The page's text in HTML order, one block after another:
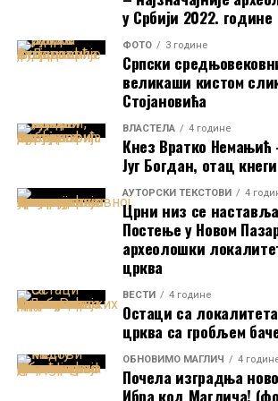
одговарају типу изложеног примерка.
слике фресака, које омогућавају
поређење накита и његовог
наводи се у саопштењу.
Посетиоци Етнографског музеја моћи
од 14. до 17. фебруара,од
Етнографски музеј у Београду
Прочитајте још:
Историјски музеј Србије: Нове
средњовековних српских инсигнија
„Чекајући сталну поставку“
У Народном музеју у Аранђеловцу
у Србији 2022. године
ФОТО 3 године
Српски
великаши кистом
Стојановића
ВЛАСТЕЛА 4 године
Кнез Вратко Немањић
Југ Богдан, отац
AУТОРСКИ ТЕКСТОВИ 4
Црни низ се
Постење у Новом
археолошки
црква
ВЕСТИ 4 године
Остаци са
црква са гробљем
ОБНОВИМО МАГЛИЧ 4
Почела изградња
Ибра код Маглича!